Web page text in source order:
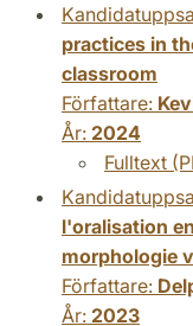
practices in
classroom
Författare:
År: 2024
Fulltext
l'oralisation
morphologie
Författare:
År: 2023